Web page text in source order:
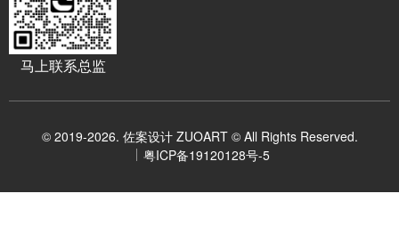
马上联系总监
© 2019-2026. 佐案设计 ZUOART © All Rights Reserved.
粤ICP备19120128号-5